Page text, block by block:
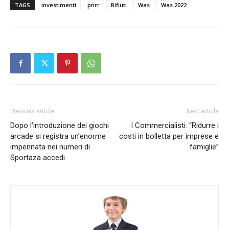
TAGS investimenti pnrr Rifiuti Was Was 2022
Previous article
Dopo l’introduzione dei giochi
arcade si registra un’enorme
impennata nei numeri di
Sportaza accedi
Next article
I Commercialisti: “Ridurre i
costi in bolletta per imprese e
famiglie”